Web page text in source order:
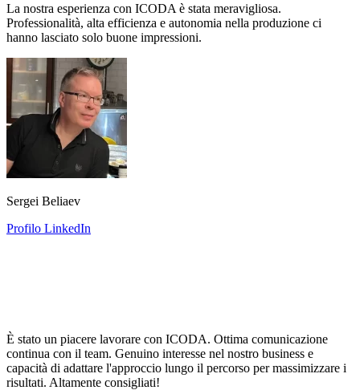
La nostra esperienza con ICODA è stata meravigliosa.
Professionalità, alta efficienza e autonomia nella produzione ci
hanno lasciato solo buone impressioni.
Sergei Beliaev
Profilo LinkedIn
È stato un piacere lavorare con ICODA. Ottima comunicazione
continua con il team. Genuino interesse nel nostro business e
capacità di adattare l'approccio lungo il percorso per massimizzare i
risultati. Altamente consigliati!